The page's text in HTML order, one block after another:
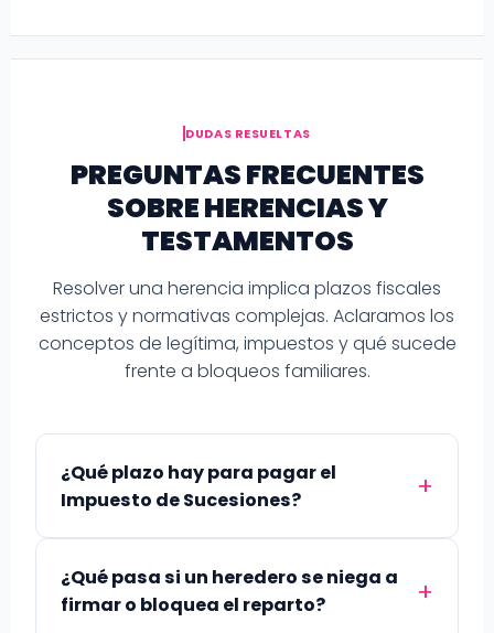
DUDAS RESUELTAS
PREGUNTAS FRECUENTES
SOBRE HERENCIAS Y
TESTAMENTOS
Resolver una herencia implica plazos fiscales
estrictos y normativas complejas. Aclaramos los
conceptos de legítima, impuestos y qué sucede
frente a bloqueos familiares.
¿Qué plazo hay para pagar el
Impuesto de Sucesiones?
¿Qué pasa si un heredero se niega a
firmar o bloquea el reparto?